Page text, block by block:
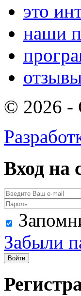
это
наши
© 2026 -
Вход на
Забыли